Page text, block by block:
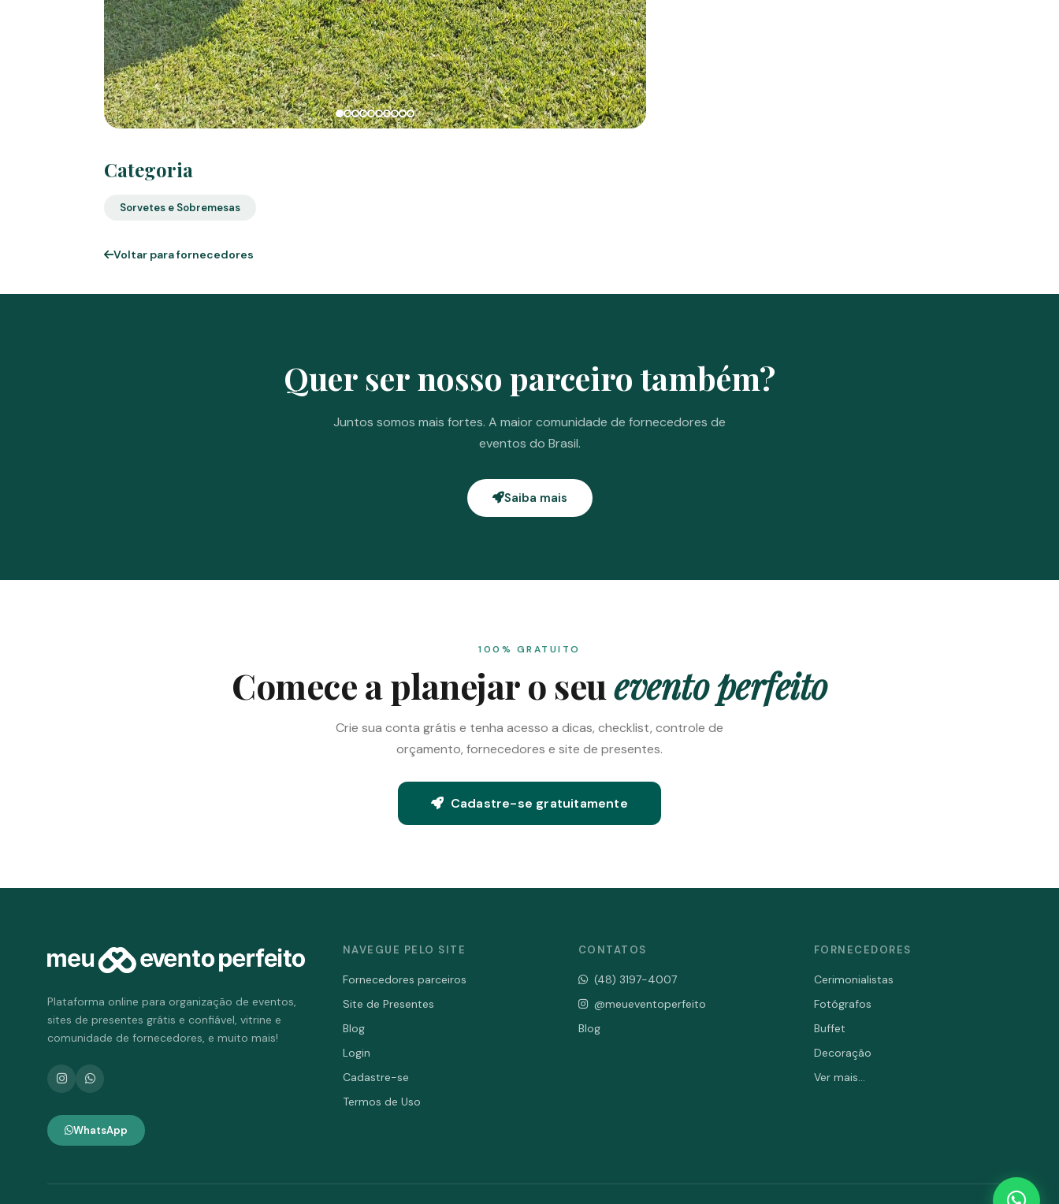
Categoria
Sorvetes e Sobremesas
Voltar para fornecedores
Quer ser nosso parceiro também?
Juntos somos mais fortes. A maior comunidade de fornecedores de
eventos do Brasil.
Saiba mais
100% GRATUITO
Comece a planejar o seuevento perfeito
Crie sua conta grátis e tenha acesso a dicas, checklist, controle de
orçamento, fornecedores e site de presentes.
Cadastre-se gratuitamente
Plataforma online para organização de eventos,
sites de presentes grátis e confiável, vitrine e
comunidade de fornecedores, e muito mais!
WhatsApp
NAVEGUE PELO SITE
Fornecedores parceiros
Site de Presentes
Blog
Login
Cadastre-se
Termos de Uso
CONTATOS
(48) 3197-4007
@meueventoperfeito
Blog
FORNECEDORES
Cerimonialistas
Fotógrafos
Buffet
Decoração
Ver mais...